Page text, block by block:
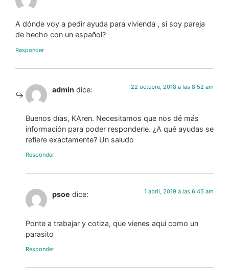
A dónde voy a pedir ayuda para vivienda , si soy pareja
de hecho con un español?
Responder
admin dice: 22 octubre, 2018 a las 8:52 am
Buenos días, KAren. Necesitamos que nos dé más
información para poder responderle. ¿A qué ayudas se
refiere exactamente? Un saludo
Responder
psoe dice: 1 abril, 2019 a las 6:45 am
Ponte a trabajar y cotiza, que vienes aqui como un
parasito
Responder